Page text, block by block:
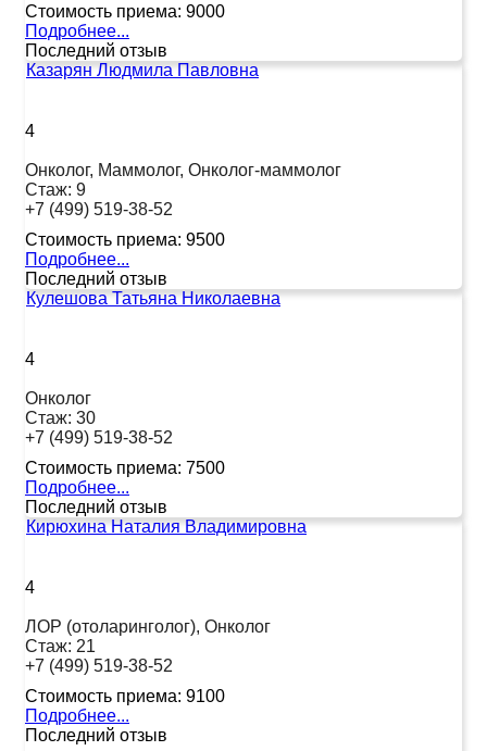
Стоимость приема: 9000
Подробнее...
Последний отзыв
Казарян Людмила Павловна
4
Онколог, Маммолог, Онколог-маммолог
Стаж: 9
+7 (499) 519-38-52
Стоимость приема: 9500
Подробнее...
Последний отзыв
Кулешова Татьяна Николаевна
4
Онколог
Стаж: 30
+7 (499) 519-38-52
Стоимость приема: 7500
Подробнее...
Последний отзыв
Кирюхина Наталия Владимировна
4
ЛОР (отоларинголог), Онколог
Стаж: 21
+7 (499) 519-38-52
Стоимость приема: 9100
Подробнее...
Последний отзыв